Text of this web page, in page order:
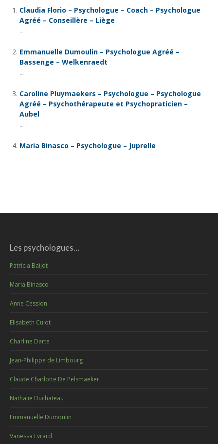
Claudia Florio – Psychologue – Coach – Psychologue
Agréé – Conseillère – Liège
...
Emmanuelle Dumoulin – Psychologue Agréé –
Bassenge – Welkenraedt
...
Caroline Pluymaekers – Psychologue – Psychologue
Agréé – Psychothérapeute et Psychopraticien –
Aubel
...
Maria Binasco – Psychologue – Juprelle
...
Les psychologues…
Patricia Baijot
Maria Binasco
Anne Cession
Elisabeth Culot
Charline Darte
Jean-Philippe de Limbourg
Claude Charlotte De Pelsmaeker
Nathalie Duchateau
Emmanuelle Dumoulin
Vanessa Evrard